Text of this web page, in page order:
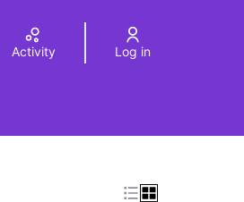
Activity Log in